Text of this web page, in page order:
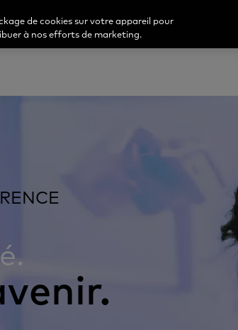
Commander
de cookies sur votre appareil pour
à nos efforts de marketing.